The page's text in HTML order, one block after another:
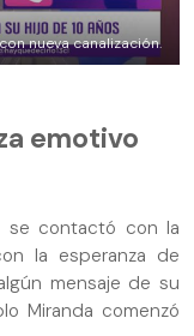
nueva canalización.
emotivo
se contactó con la
la esperanza de
mensaje de su
Miranda comenzó